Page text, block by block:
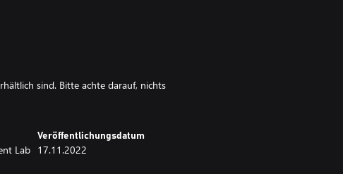
sind. Bitte achte darauf, nichts
Lab
Veröffentlichungsdatum
17.11.2022